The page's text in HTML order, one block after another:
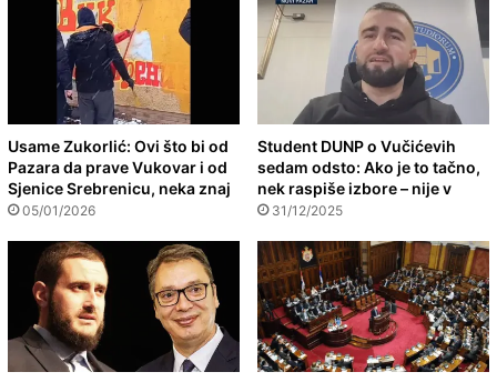
Usame Zukorlić: Ovi što bi od
Pazara da prave Vukovar i od
Sjenice Srebrenicu, neka znaj
05/01/2026
Student DUNP o Vučićevih
sedam odsto: Ako je to tačno,
nek raspiše izbore – nije v
31/12/2025